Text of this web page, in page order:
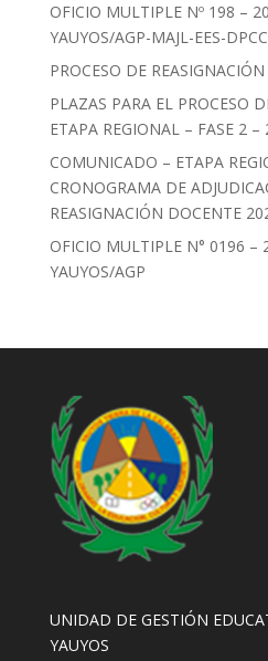
OFICIO MULTIPLE Nº 198 –
YAUYOS/AGP-MAJL-EES-
PROCESO DE
PLAZAS PARA EL PROCESO
ETAPA REGIONAL – FASE 2 –
COMUNICADO – ETAPA
CRONOGRAMA DE
REASIGNACIÓN DOCENTE
OFICIO MULTIPLE N° 0196 –
YAUYOS/AGP
UNIDAD DE GESTIÓN
YAUYOS